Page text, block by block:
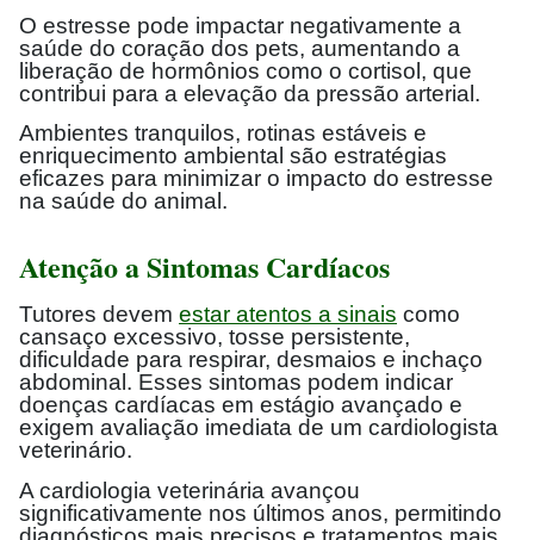
O estresse pode impactar negativamente a
saúde do coração dos pets, aumentando a
liberação de hormônios como o cortisol, que
contribui para a elevação da pressão arterial.
Ambientes tranquilos, rotinas estáveis e
enriquecimento ambiental são estratégias
eficazes para minimizar o impacto do estresse
na saúde do animal.
Atenção a Sintomas Cardíacos
Tutores devem estar atentos a sinais como
cansaço excessivo, tosse persistente,
dificuldade para respirar, desmaios e inchaço
abdominal. Esses sintomas podem indicar
doenças cardíacas em estágio avançado e
exigem avaliação imediata de um cardiologista
veterinário.
A cardiologia veterinária avançou
significativamente nos últimos anos, permitindo